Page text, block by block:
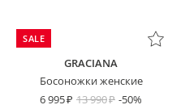
SALE
GRACIANA
Босоножки женские
6 995
13 990 -50%